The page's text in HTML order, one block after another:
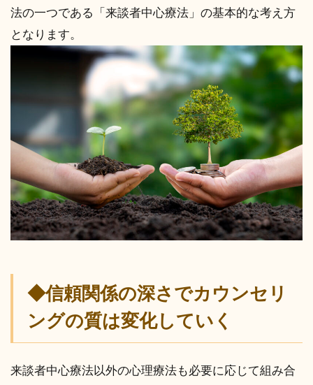
法の一つである「来談者中心療法」の基本的な考え方
となります。
◆信頼関係の深さでカウンセリ
ングの質は変化していく
来談者中心療法以外の心理療法も必要に応じて組み合